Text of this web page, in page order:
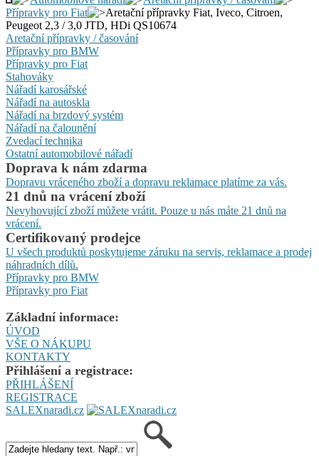
Přípravky pro Fiat
Aretační přípravky Fiat, Iveco, Citroen,
Peugeot 2,3 / 3,0 JTD, HDi QS10674
Aretační přípravky / časování
Přípravky pro BMW
Přípravky pro Fiat
Stahováky
Nářadí karosářské
Nářadí na autoskla
Nářadí na brzdový systém
Nářadí na čalounění
Zvedací technika
Ostatní automobilové nářadí
Doprava k nám zdarma
Dopravu vráceného zboží a dopravu reklamace platíme za vás.
21 dnů na vrácení zboží
Nevyhovující zboží můžete vrátit. Pouze u nás máte 21 dnů na
vrácení.
Certifikovaný prodejce
U všech produktů poskytujeme záruku na servis, reklamace a prodej
náhradních dílů.
Přípravky pro BMW
Přípravky pro Fiat
Základní informace:
ÚVOD
VŠE O NÁKUPU
KONTAKTY
Přihlášení a registrace:
PŘIHLÁŠENÍ
REGISTRACE
SALEXnaradi.cz